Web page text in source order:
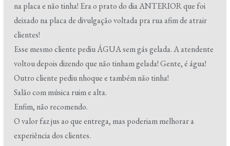
na placa e não tinha! Era o prato do dia ANTERIOR que foi
deixado na placa de divulgação voltada pra rua afim de atrair
clientes!
Esse mesmo cliente pediu ÁGUA sem gás gelada. A atendente
voltou depois dizendo que não tinham gelada! Gente, é água!
Outro cliente pediu nhoque e também não tinha!
Salão com música ruim e alta.
Enfim, não recomendo.
O valor faz jus ao que entrega, mas poderiam melhorar a
experiência dos clientes.